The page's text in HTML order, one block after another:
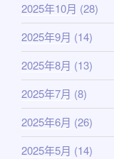
2025年10月 (28)
2025年9月 (14)
2025年8月 (13)
2025年7月 (8)
2025年6月 (26)
2025年5月 (14)